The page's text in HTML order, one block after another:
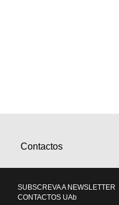
Contactos
SUBSCREVA A NEWSLETTER
CONTACTOS UAb